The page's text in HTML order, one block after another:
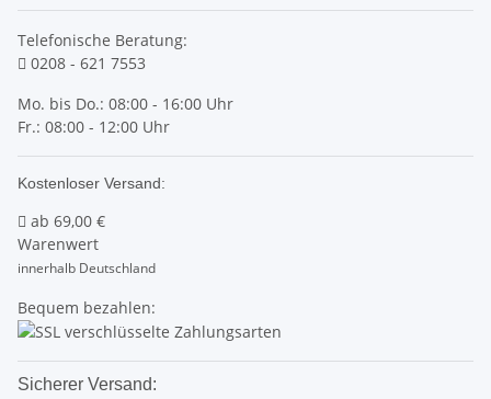
Telefonische Beratung:
0208 - 621 7553
Mo. bis Do.: 08:00 - 16:00 Uhr
Fr.: 08:00 - 12:00 Uhr
Kostenloser Versand:
ab 69,00 €
Warenwert
innerhalb Deutschland
Bequem bezahlen:
Sicherer Versand: